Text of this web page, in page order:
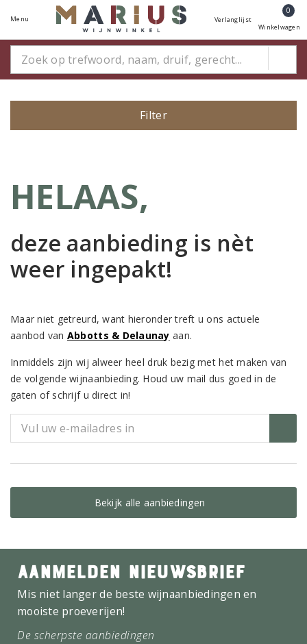
Menu Verlanglijst
0
Winkelwagen
Filter
HELAAS,
deze aanbieding is nèt
weer ingepakt!
Maar niet getreurd, want hieronder treft u ons actuele
aanbod van Abbotts & Delaunay aan.
Inmiddels zijn wij alweer heel druk bezig met het maken van
de volgende wijnaanbieding. Houd uw mail dus goed in de
gaten of schrijf u direct in!
Bekijk alle aanbiedingen
AANMELDEN NIEUWSBRIEF
Mis niet langer de beste wijnaanbiedingen en
mooiste proeverijen!
De scherpste aanbiedingen